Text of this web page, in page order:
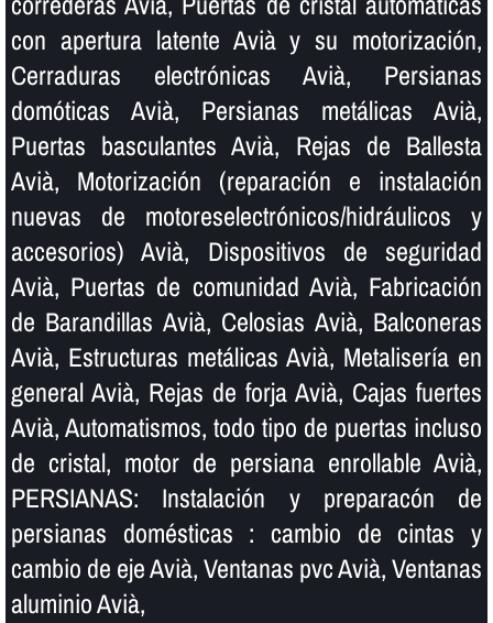
con apertura latente Avià y su motorización,
Cerraduras electrónicas Avià, Persianas
domóticas Avià, Persianas metálicas Avià,
Puertas basculantes Avià, Rejas de Ballesta
Avià, Motorización (reparación e instalación
nuevas de motoreselectrónicos/hidráulicos y
accesorios) Avià, Dispositivos de seguridad
Avià, Puertas de comunidad Avià, Fabricación
de Barandillas Avià, Celosias Avià, Balconeras
Avià, Estructuras metálicas Avià, Metaliserí­a en
general Avià, Rejas de forja Avià, Cajas fuertes
Avià, Automatismos, todo tipo de puertas incluso
de cristal, motor de persiana enrollable Avià,
PERSIANAS: Instalación y preparacón de
persianas domésticas : cambio de cintas y
cambio de eje Avià, Ventanas pvc Avià, Ventanas
aluminio Avià,